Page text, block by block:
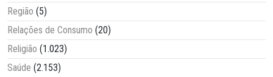
Região (5)
Relações de Consumo (20)
Religião (1.023)
Saúde (2.153)